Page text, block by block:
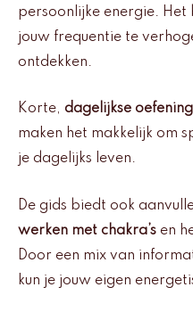
persoonlijke energie. Het
jouw frequentie te
ontdekken.
Korte, dagelijkse
maken het makkelijk om
je dagelijks leven.
De gids biedt ook
werken met chakra’s en
Door een mix van
kun je jouw eigen